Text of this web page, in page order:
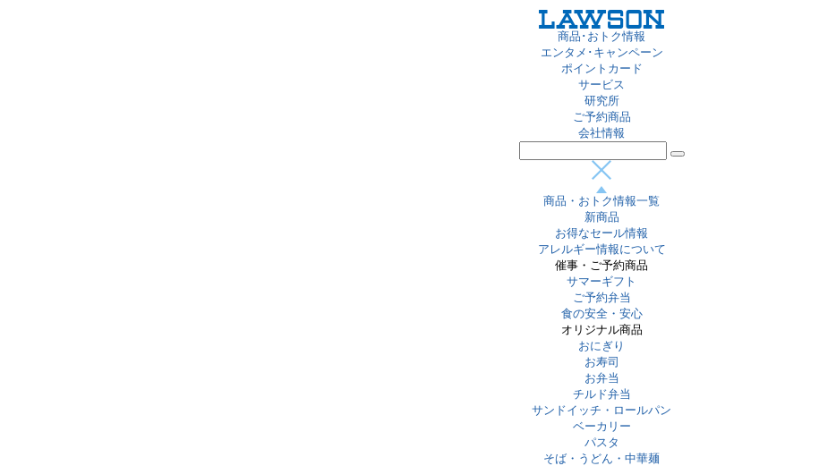
商品･おトク情報
エンタメ･キャンペーン
ポイントカード
サービス
研究所
ご予約商品
会社情報
商品・おトク情報一覧
新商品
お得なセール情報
アレルギー情報について
催事・ご予約商品
サマーギフト
ご予約弁当
食の安全・安心
オリジナル商品
おにぎり
お寿司
お弁当
チルド弁当
サンドイッチ・ロールパン
ベーカリー
パスタ
そば・うどん・中華麺